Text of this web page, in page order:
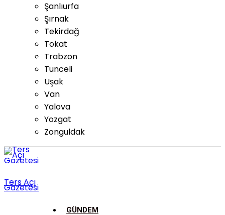
Şanlıurfa
Şırnak
Tekirdağ
Tokat
Trabzon
Tunceli
Uşak
Van
Yalova
Yozgat
Zonguldak
Ters Açı
Gazetesi
GÜNDEM